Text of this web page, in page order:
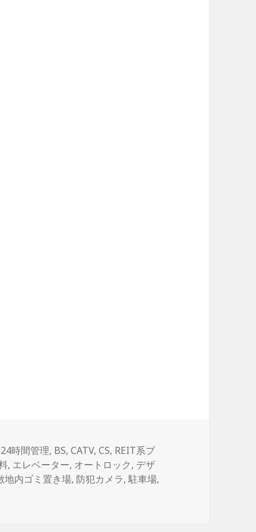
タ
グ
24時間管理, BS,CATV,CS, REIT系ブ
, エレベーター, オートロック, デザ
地内ゴミ置き場, 防犯カメラ,駐車場,